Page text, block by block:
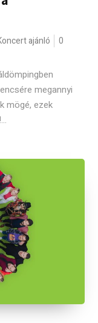
ajánló
0
megannyi
mögé, ezek